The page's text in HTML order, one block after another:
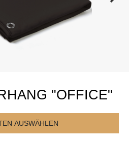
"OFFICE"
AUSWÄHLEN